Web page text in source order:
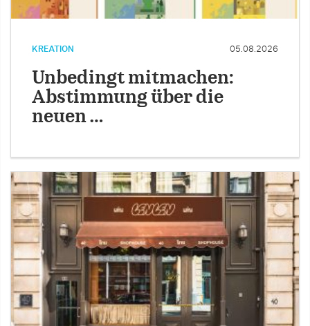
KREATION 05.08.2026
Unbedingt mitmachen:
Abstimmung über die
neuen …